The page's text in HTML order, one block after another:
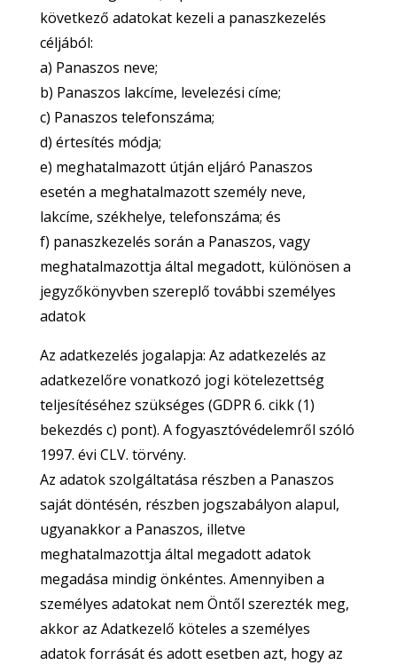
következő adatokat kezeli a panaszkezelés
céljából:
a) Panaszos neve;
b) Panaszos lakcíme, levelezési címe;
c) Panaszos telefonszáma;
d) értesítés módja;
e) meghatalmazott útján eljáró Panaszos
esetén a meghatalmazott személy neve,
lakcíme, székhelye, telefonszáma; és
f) panaszkezelés során a Panaszos, vagy
meghatalmazottja által megadott, különösen a
jegyzőkönyvben szereplő további személyes
adatok
Az adatkezelés jogalapja: Az adatkezelés az
adatkezelőre vonatkozó jogi kötelezettség
teljesítéséhez szükséges (GDPR 6. cikk (1)
bekezdés c) pont). A fogyasztóvédelemről szóló
1997. évi CLV. törvény.
Az adatok szolgáltatása részben a Panaszos
saját döntésén, részben jogszabályon alapul,
ugyanakkor a Panaszos, illetve
meghatalmazottja által megadott adatok
megadása mindig önkéntes. Amennyiben a
személyes adatokat nem Öntől szerezték meg,
akkor az Adatkezelő köteles a személyes
adatok forrását és adott esetben azt, hogy az